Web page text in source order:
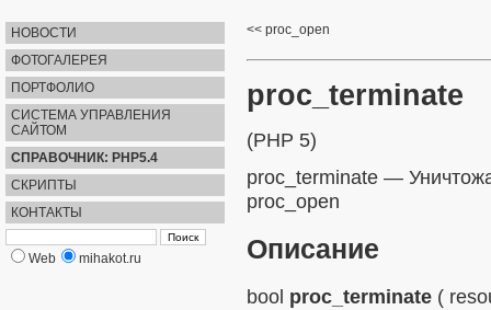
НОВОСТИ
ФОТОГАЛЕРЕЯ
ПОРТФОЛИО
СИСТЕМА УПРАВЛЕНИЯ
САЙТОМ
СПРАВОЧНИК: PHP5.4
СКРИПТЫ
КОНТАКТЫ
Web mihakot.ru
proc_open
proc_terminate
(PHP 5)
proc_terminate —
proc_open
Описание
bool proc_terminate (